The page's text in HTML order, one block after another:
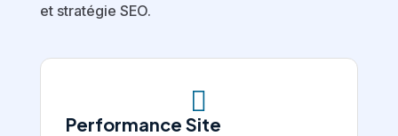
et stratégie SEO.

Performance Site